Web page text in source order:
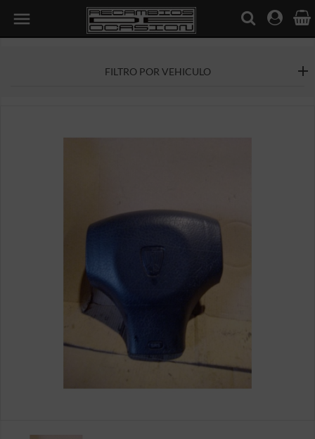

FILTRO POR VEHICULO